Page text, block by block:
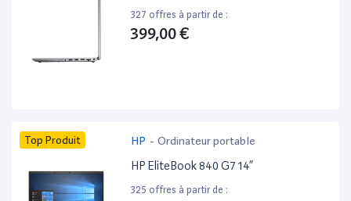
327 offres à partir de :
399,00 €
Top Produit HP - Ordinateur portable
HP EliteBook 840 G7 14”
325 offres à partir de :